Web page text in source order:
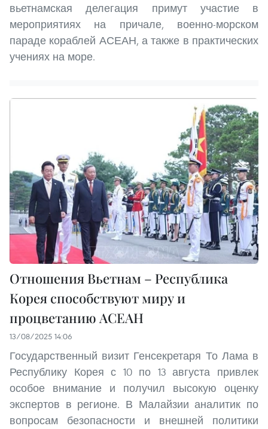
вьетнамская делегация примут участие в
мероприятиях на причале, военно-морском
параде кораблей АСЕАН, а также в практических
учениях на море.
Отношения Вьетнам – Республика
Корея способствуют миру и
процветанию АСЕАН
13/08/2025 14:06
Государственный визит Генсекретаря То Лама в
Республику Корея с 10 по 13 августа привлек
особое внимание и получил высокую оценку
экспертов в регионе. В Малайзии аналитик по
вопросам безопасности и внешней политики